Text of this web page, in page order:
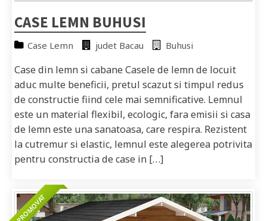
CASE LEMN BUHUSI
Case Lemn judet Bacau Buhusi
Case din lemn si cabane Casele de lemn de locuit
aduc multe beneficii, pretul scazut si timpul redus
de constructie fiind cele mai semnificative. Lemnul
este un material flexibil, ecologic, fara emisii si casa
de lemn este una sanatoasa, care respira. Rezistent
la cutremur si elastic, lemnul este alegerea potrivita
pentru constructia de case in […]